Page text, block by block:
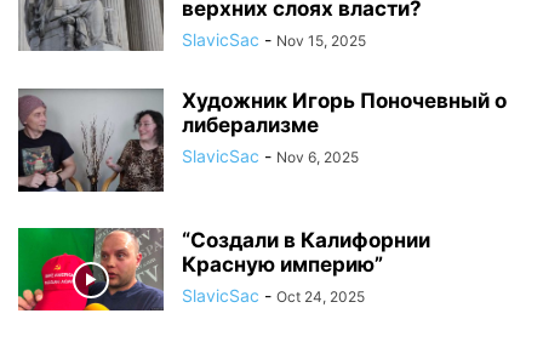
верхних слоях власти?
SlavicSac - Nov 15, 2025
Художник Игорь Поночевный о
либерализме
SlavicSac - Nov 6, 2025
“Создали в Калифорнии
Красную империю”
SlavicSac - Oct 24, 2025